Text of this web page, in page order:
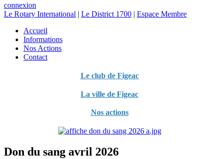
connexion
Le Rotary International | Le District 1700 | Espace Membre
Accueil
Informations
Nos Actions
Contact
Le club de Figeac
La ville de Figeac
Nos actions
Don du sang avril 2026